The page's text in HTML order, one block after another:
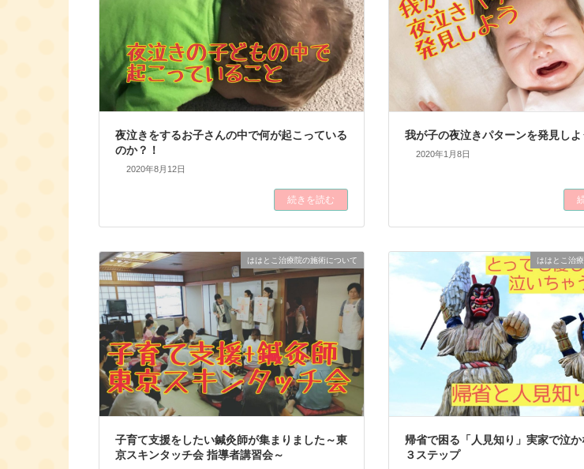
夜泣きをするお子さんの中で何が起こっている
のか？！
2020年8月12日
続きを読む
我が子の夜泣きパターンを発見しよ
2020年1月8日
ははとこ治療院の施術について
子育て支援をしたい鍼灸師が集まりました～東
京スキンタッチ会 指導者講習会～
ははとこ治
帰省で困る「人見知り」実家で泣
３ステップ